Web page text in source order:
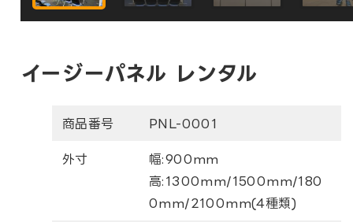
イージーパネル レンタル
商品番号 PNL-0001
外寸
幅:900mm
高:1300mm/1500mm/180
0mm/2100mm(4種類)